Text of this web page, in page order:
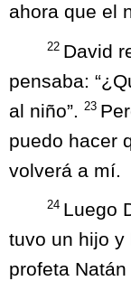
ahora que el
22 David
pensaba:
al niño”.
23
puedo hacer
volverá a mí.
24 Luego
tuvo un hijo y
profeta